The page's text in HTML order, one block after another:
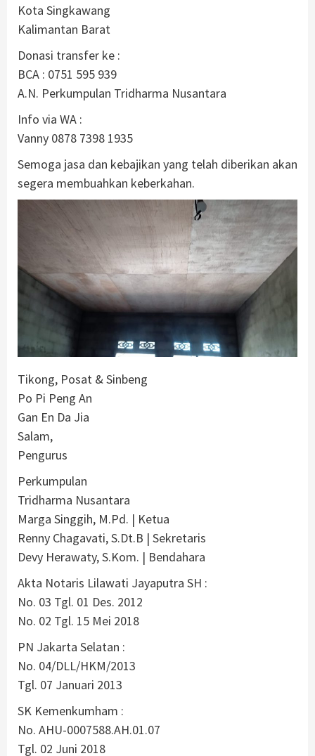
Kota Singkawang
Kalimantan Barat
Donasi transfer ke :
BCA : 0751 595 939
A.N. Perkumpulan Tridharma Nusantara
Info via WA :
Vanny 0878 7398 1935
Semoga jasa dan kebajikan yang telah diberikan akan
segera membuahkan keberkahan.
Tikong, Posat & Sinbeng
Po Pi Peng An
Gan En Da Jia
Salam,
Pengurus
Perkumpulan
Tridharma Nusantara
Marga Singgih, M.Pd. | Ketua
Renny Chagavati, S.Dt.B | Sekretaris
Devy Herawaty, S.Kom. | Bendahara
Akta Notaris Lilawati Jayaputra SH :
No. 03 Tgl. 01 Des. 2012
No. 02 Tgl. 15 Mei 2018
PN Jakarta Selatan :
No. 04/DLL/HKM/2013
Tgl. 07 Januari 2013
SK Kemenkumham :
No. AHU-0007588.AH.01.07
Tgl. 02 Juni 2018